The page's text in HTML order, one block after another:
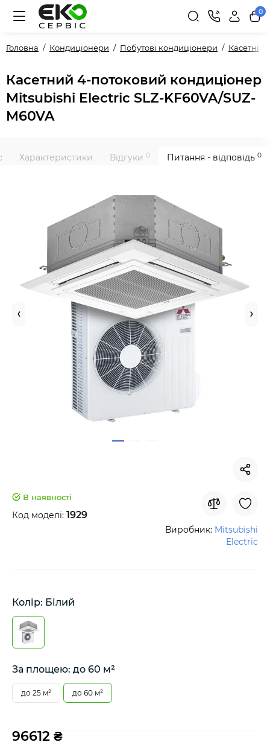
0
Головна Кондиціонери Побутові кондиціонери Касетні
Касетний 4-потоковий кондиціонер
Mitsubishi Electric SLZ-KF60VA/SUZ-
M60VA
Характеристики Відгуки 0 Питання - відповідь 0
В наявності
Код моделі: 1929
Виробник: Mitsubishi
Electric
Колір: Білий
За площею: до 60 м²
до 25 м² до 60 м²
96612 ₴